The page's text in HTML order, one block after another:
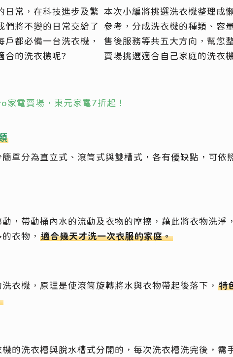
日常，在科技進步及繁
們將不變的日常交給了
戶都必備一台洗衣機，
合的洗衣機呢?
本次小編將挑選洗衣機整理成
參考，分成洗衣機的種類、容
售後服務等共五大方向，幫您
賣場挑選適合自己家庭的洗衣
家電賣場，東元家電7折起！
單分為直立式、滾筒式與雙槽式，各有優缺點，可依
，帶動桶內水的流動及衣物的摩擦，藉此將衣物洗淨
衣物， 適合幾天才洗一次衣服的家庭。
衣機，原理是使滾筒旋轉將水與衣物帶起後落下， 特
的洗衣槽與脫水槽式分開的，每次洗衣槽洗完後，需